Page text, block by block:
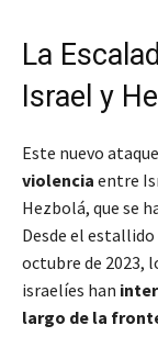
La
Israel y
Este nuevo
violencia entre
Hezbolá, que se
Desde el estallido
octubre de 2023,
israelíes han
largo de la